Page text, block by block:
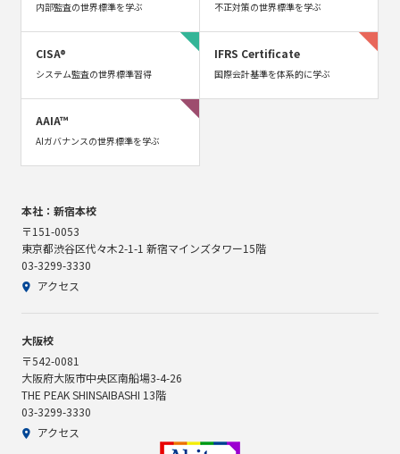
内部監査の世界標準を学ぶ 不正対策の世界標準を学ぶ
CISA®
システム監査の世界標準習得
IFRS Certificate
国際会計基準を体系的に学ぶ
AAIA™
AIガバナンスの世界標準を学ぶ
本社：新宿本校
〒151-0053
東京都渋谷区代々木2-1-1 新宿マインズタワー15階
03-3299-3330
アクセス
大阪校
〒542-0081
大阪府大阪市中央区南船場3-4-26
THE PEAK SHINSAIBASHI 13階
03-3299-3330
アクセス